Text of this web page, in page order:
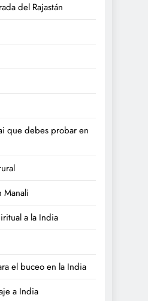
del Rajastán
que debes probar en
Manali
a la India
el buceo en la India
a India